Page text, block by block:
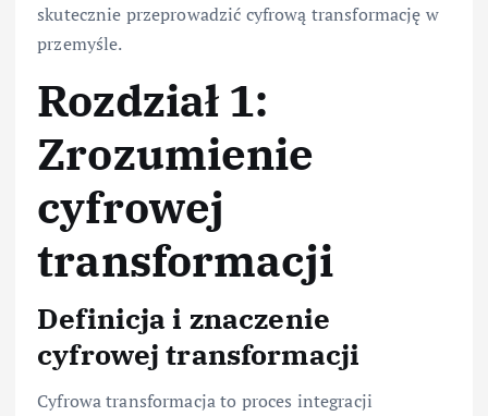
skutecznie przeprowadzić cyfrową transformację w
przemyśle.
Rozdział 1:
Zrozumienie
cyfrowej
transformacji
Definicja i znaczenie
cyfrowej transformacji
Cyfrowa transformacja to proces integracji